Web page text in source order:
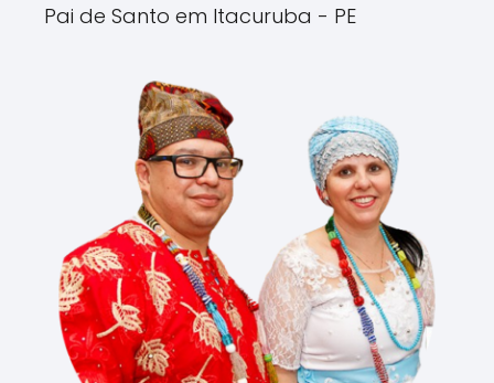
Pai de Santo em Itacuruba - PE